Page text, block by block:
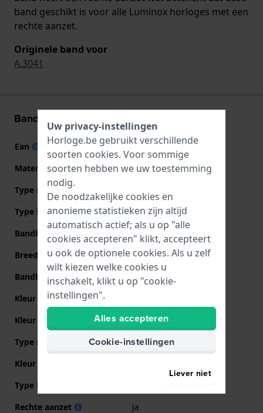
band geschikt is voor alle Luminox horloges met een
rechte aanzet.
Originele band voor
A.3041
Band informatie
Ean
7630040992763
Materiaal Band
Textiel
Type materiaal
Type band
NATO-band
Bandbreedte
23 mm
Breedte bandaanzet
23 mm
Bandbreedte bij sluiting
23 mm
Kleur Band
Kleur stiksel
Zwart
Type sluiting
Gesp
Kleur sluiting
Type Bevestiging
Rechte aanzet
Ja
Uw privacy-instellingen
Horloge.be gebruikt verschillende
soorten cookies. Voor sommige
soorten hebben we uw toestemming
nodig.
De noodzakelijke cookies en
anonieme statistieken zijn altijd
automatisch actief; als u op "alle
cookies accepteren" klikt, accepteert
u ook de optionele cookies. Als u zelf
wilt kiezen welke cookies u
inschakelt, klikt u op "cookie-
instellingen".
Alles accepteren
Cookie-instellingen
Liever niet